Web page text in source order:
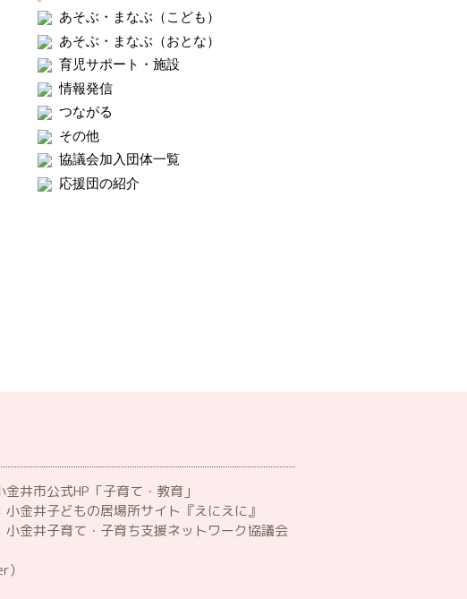
あそぶ・まなぶ（こども）
あそぶ・まなぶ（おとな）
育児サポート・施設
情報発信
つながる
その他
協議会加入団体一覧
応援団の紹介
井市公式HP「子育て・教育」
小金井子どもの居場所サイト『えにえに』
小金井子育て・子育ち支援ネットワーク協議会